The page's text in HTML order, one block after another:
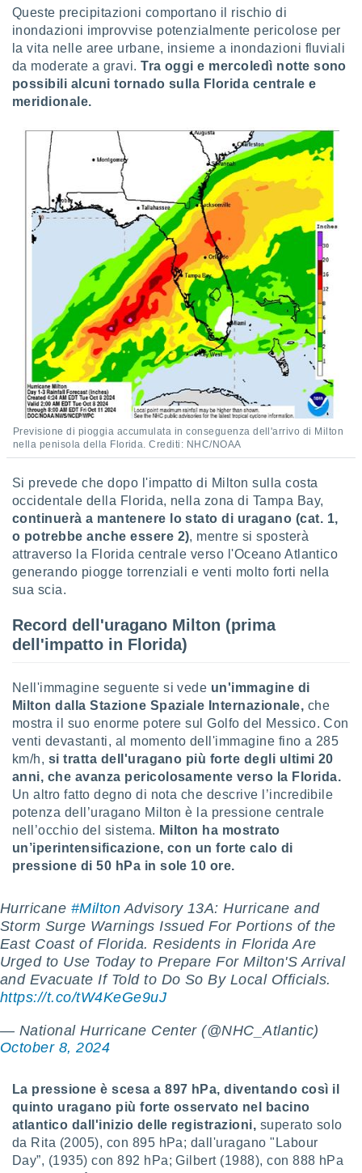
Queste precipitazioni comportano il rischio di
inondazioni improvvise potenzialmente pericolose per
la vita nelle aree urbane, insieme a inondazioni fluviali
da moderate a gravi.Tra oggi e mercoledì notte sono
possibili alcuni tornado sulla Florida centrale e
meridionale.
Previsione di pioggia accumulata in conseguenza dell'arrivo di Milton
nella penisola della Florida. Crediti: NHC/NOAA
Si prevede che dopo l'impatto di Milton sulla costa
occidentale della Florida, nella zona di Tampa Bay,
continuerà a mantenere lo stato di uragano (cat. 1,
o potrebbe anche essere 2), mentre si sposterà
attraverso la Florida centrale verso l'Oceano Atlantico
generando piogge torrenziali e venti molto forti nella
sua scia.
Record dell'uragano Milton (prima
dell'impatto in Florida)
Nell'immagine seguente si vede un'immagine di
Milton dalla Stazione Spaziale Internazionale, che
mostra il suo enorme potere sul Golfo del Messico. Con
venti devastanti, al momento dell'immagine fino a 285
km/h, si tratta dell'uragano più forte degli ultimi 20
anni, che avanza pericolosamente verso la Florida.
Un altro fatto degno di nota che descrive l’incredibile
potenza dell’uragano Milton è la pressione centrale
nell’occhio del sistema. Milton ha mostrato
un’iperintensificazione, con un forte calo di
pressione di 50 hPa in sole 10 ore.
Hurricane #Milton Advisory 13A: Hurricane and
Storm Surge Warnings Issued For Portions of the
East Coast of Florida. Residents in Florida Are
Urged to Use Today to Prepare For Milton'S Arrival
and Evacuate If Told to Do So By Local Officials.
https://t.co/tW4KeGe9uJ
— National Hurricane Center (@NHC_Atlantic)
October 8, 2024
La pressione è scesa a 897 hPa, diventando così il
quinto uragano più forte osservato nel bacino
atlantico dall'inizio delle registrazioni, superato solo
da Rita (2005), con 895 hPa; dall'uragano "Labour
Day”, (1935) con 892 hPa; Gilbert (1988), con 888 hPa